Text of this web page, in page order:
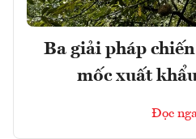
Ba giải pháp
mốc xuất
Đọc